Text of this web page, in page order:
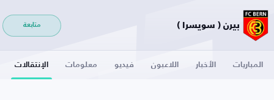
بيرن ( سويسرا ) متابعة
المباريات الأخبار اللاعبون فيديو معلومات الإنتقالات